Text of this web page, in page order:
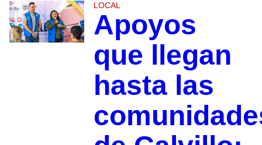
LOCAL
Apoyos
que llegan
hasta las